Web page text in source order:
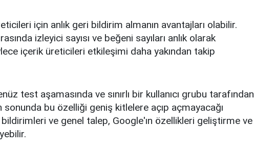
için anlık geri bildirim almanın avantajları olabilir.
izleyici sayısı ve beğeni sayıları anlık olarak
içerik üreticileri etkileşimi daha yakından takip
test aşamasında ve sınırlı bir kullanıcı grubu tarafından
sonunda bu özelliği geniş kitlelere açıp açmayacağı
bildirimleri ve genel talep, Google'ın özellikleri geliştirme ve